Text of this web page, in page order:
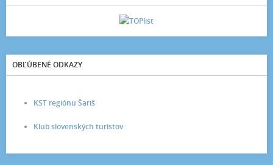
OBĽÚBENÉ ODKAZY
KST regiónu Šariš
Klub slovenských turistov